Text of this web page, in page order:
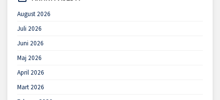
August 2026
Juli 2026
Juni 2026
Maj 2026
April 2026
Mart 2026